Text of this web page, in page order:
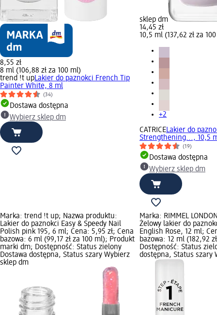
8,55 zł
8 ml (106,88 zł za 100 ml)
trend !t upLakier do paznokci French Tip
Painter White, 8 ml
(34)
Dostawa dostępna
Wybierz sklep dm
sklep dm
14,45 zł
10,5 ml (137,62 zł za
+2
CATRICELakier do
Strengthening..., 10,5
(19)
Dostawa dostępna
Wybierz sklep dm
Marka: trend !t up; Nazwa produktu:
Lakier do paznokci Easy & Speedy Nail
Polish pink 195, 6 ml; Cena: 5,95 zł; Cena
bazowa: 6 ml (99,17 zł za 100 ml); Produkt
marki dm; Dostępność: Status zielony
Dostawa dostępna, Status szary Wybierz
sklep dm
Marka: RIMMEL
Żelowy lakier do
English Rose, 12 ml;
bazowa: 12 ml (182,92
Dostępność: Status
dostępna, Status szary